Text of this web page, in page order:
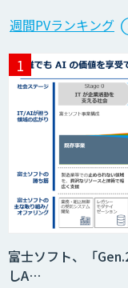
週間PVランキング
富士ソフト、「
しA…